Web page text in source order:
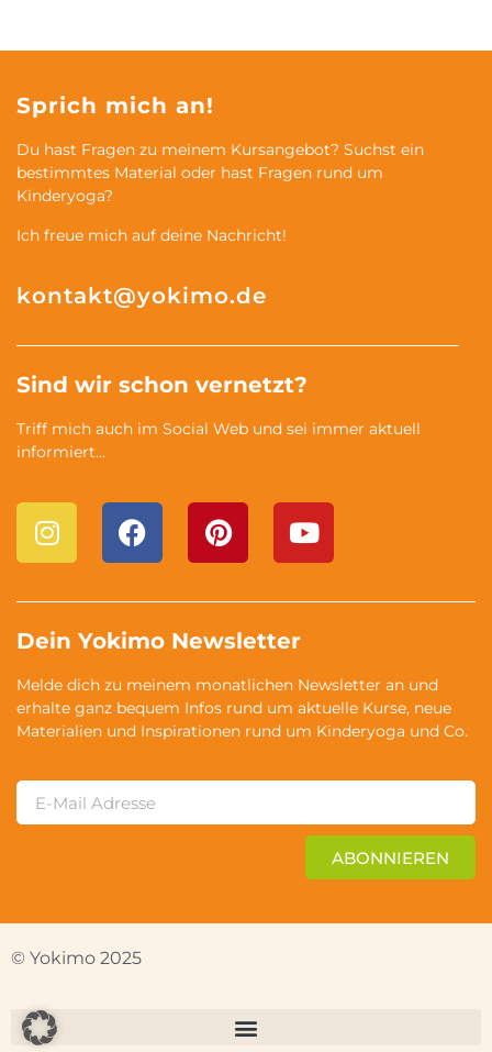
Sprich mich an!
Du hast Fragen zu meinem Kursangebot? Suchst ein
bestimmtes Material oder hast Fragen rund um
Kinderyoga?
Ich freue mich auf deine Nachricht!
kontakt@yokimo.de
Sind wir schon vernetzt?
Triff mich auch im Social Web und sei immer aktuell
informiert…
Dein Yokimo Newsletter
Melde dich zu meinem monatlichen Newsletter an und
erhalte ganz bequem Infos rund um aktuelle Kurse, neue
Materialien und Inspirationen rund um Kinderyoga und Co.
ABONNIEREN
© Yokimo 2025